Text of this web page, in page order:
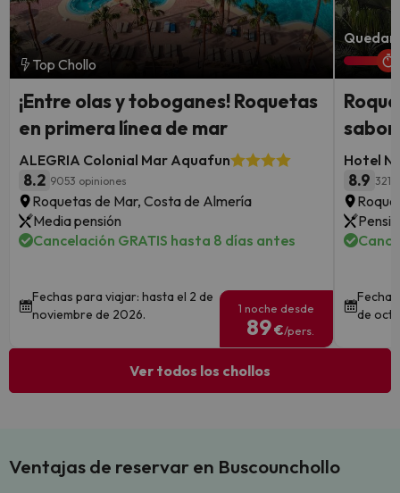
Top Chollo
¡Entre olas y toboganes! Roquetas
en primera línea de mar
ALEGRIA Colonial Mar Aquafun
8.2 9053 opiniones
Roquetas de Mar, Costa de Almería
Media pensión
Cancelación GRATIS hasta 8 días antes
Fechas para viajar: hasta el 2 de
noviembre de 2026.
1 noche desde
89€/pers.
Quedan
sabor
Hotel
8.9
de
Ver todos los chollos
Ventajas de reservar en Buscounchollo